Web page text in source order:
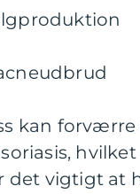
kan
det vigtigt at